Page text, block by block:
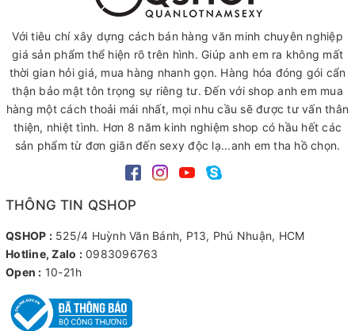
Với tiêu chí xây dựng cách bán hàng văn minh chuyên nghiệp
giá sản phẩm thể hiện rõ trên hình. Giúp anh em ra không mất
thời gian hỏi giá, mua hàng nhanh gọn. Hàng hóa đóng gói cẩn
thận bảo mật tôn trọng sự riêng tư. Đến với shop anh em mua
hàng một cách thoải mái nhất, mọi nhu cầu sẽ được tư vấn thân
thiện, nhiệt tình. Hơn 8 năm kinh nghiệm shop có hầu hết các
sản phẩm từ đơn giãn đến sexy độc lạ...anh em tha hồ chọn.
THÔNG TIN QSHOP
QSHOP : 525/4 Huỳnh Văn Bánh, P13, Phú Nhuận, HCM
Hotline, Zalo : 0983096763
Open : 10-21h